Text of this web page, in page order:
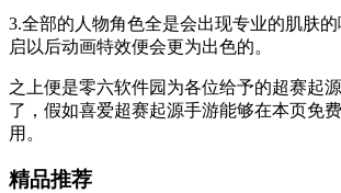
3.全部的人物角色全是会出现专业的肌肤
启以后动画特效便会更为出色的。
之上便是零六软件园为各位给予的超赛起
了，假如喜爱超赛起源手游能够在本页免
用。
精品推荐